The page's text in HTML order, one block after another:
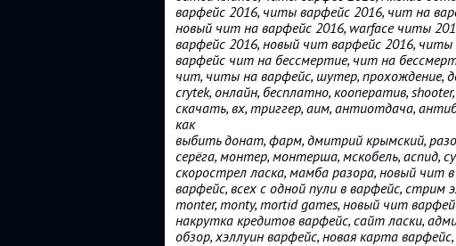
варфейс 2016, читы варфейс 2016, чит на
новый чит на варфейс 2016, warface читы
варфейс 2016, новый чит варфейс 2016,
варфейс чит на бессмертие, чит на
чит, читы на варфейс, шутер, прохождение,
crytek, онлайн, бесплатно, кооператив,
скачать, вх, триггер, аим, антиотдача,
как
выбить донат, фарм, дмитрий крымский,
серёга, монтер, монтерша, мскобель, аспид,
скорострел ласка, мамба разора, новый чит
варфейс, всех с одной пули в варфейс, стрим
monter, monty, mortid games, новый чит
накрутка кредитов варфейс, сайт ласки,
обзор, хэллуин варфейс, новая карта